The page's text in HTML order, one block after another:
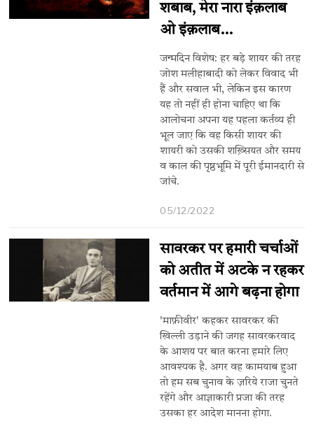
शबाब, मेरा नारा इंक़लाब
ओ इंक़लाब…
जन्मदिन विशेष: हर बड़े शायर की तरह
जोश मलीहाबादी को लेकर विवाद भी
हैं और सवाल भी, लेकिन इस कारण
यह तो नहीं ही होना चाहिए था कि
आलोचना अपना यह पहला कर्तव्य ही
भूल जाए कि वह किसी शायर की
शायरी को उसकी शख़्सियत और समय
व काल की पृष्ठभूमि में पूरी ईमानदारी से
जांचे.
05/12/2022
सावरकर पर हमारी चर्चाओं
को अतीत में अटके न रहकर
वर्तमान में आगे बढ़ना होगा
'माफ़ीवीर' कहकर सावरकर की
खिल्ली उड़ाने की जगह सावरकरवाद
के आशय पर बात करना हमारे लिए
आवश्यक है. अगर वह कामयाब हुआ
तो हम सब चुनाव के ज़रिये राजा चुनते
रहेंगे और आज्ञाकारी प्रजा की तरह
उसका हर आदेश मानना होगा.